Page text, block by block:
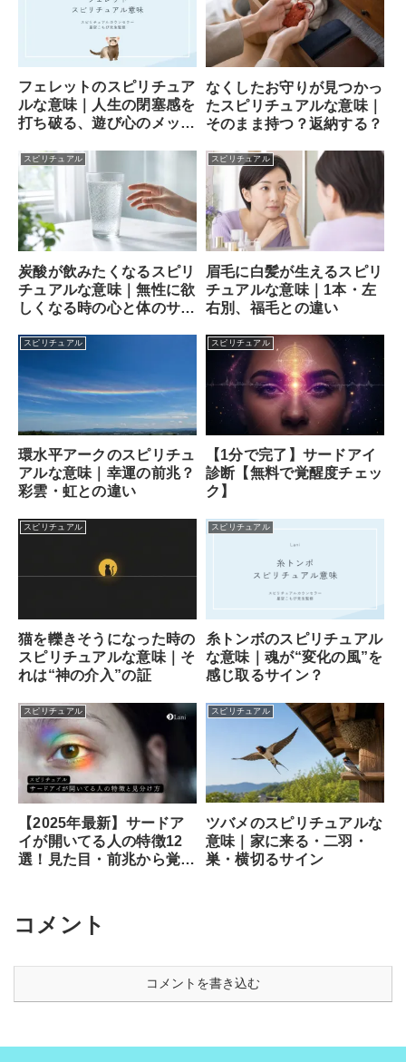
フェレットのスピリチュア
ルな意味｜人生の閉塞感を
打ち破る、遊び心のメッセ
なくしたお守りが見つかっ
たスピリチュアルな意味｜
そのまま持つ？返納する？
スピリチュアル
炭酸が飲みたくなるスピリ
チュアルな意味｜無性に欲
しくなる時の心と体のサイ
スピリチュアル
眉毛に白髪が生えるスピリ
チュアルな意味｜1本・左
右別、福毛との違い
スピリチュアル
環水平アークのスピリチュ
アルな意味｜幸運の前兆？
彩雲・虹との違い
スピリチュアル
【1分で完了】サードアイ
診断【無料で覚醒度チェッ
ク】
スピリチュアル
猫を轢きそうになった時の
スピリチュアルな意味｜そ
れは“神の介入”の証
スピリチュアル
糸トンボのスピリチュアル
な意味｜魂が“変化の風”を
感じ取るサイン？
スピリチュアル
【2025年最新】サードア
イが開いてる人の特徴12
選！見た目・前兆から覚醒
スピリチュアル
ツバメのスピリチュアルな
意味｜家に来る・二羽・
巣・横切るサイン
コメント
コメントを書き込む